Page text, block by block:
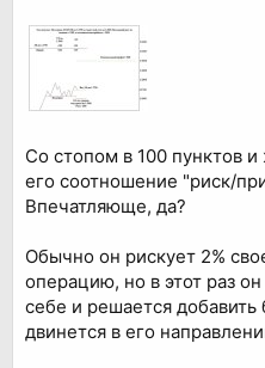
Со стопом в 100 пунктов
его соотношение "риск/
Впечатляюще, да?
Обычно он рискует 2%
операцию, но в этот раз
себе и решается
двинется в его